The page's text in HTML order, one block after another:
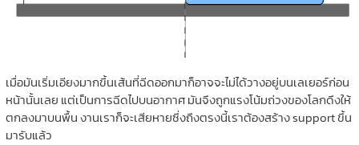
เมื่อมันเริ่มเอียงมากขึ้นเส้นที่ฉีดออกมาก็อาจจะไม่ได้วางอยู่บนเลเยอร์ก่อน
หน้านั้นเลย แต่เป็นการฉีดไปบนอากาศ มันจึงถูกแรงโน้มถ่วงของโลกดึงให้
ตกลงมาบนพื้น งานเราก็จะเสียหายซึ่งถึงตรงนี้เราต้องสร้าง support ขึ้น
มารับแล้ว